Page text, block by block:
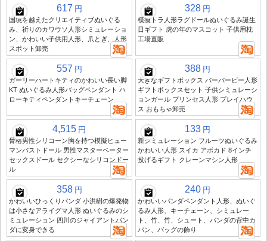
617 円
国境を越えたクリエイティブぬいぐる
み、祈りのカワウソ人形シミュレーショ
ン、かわいい子供用人形、爪とぎ、人形
スポット卸売
328 円
模擬トラ人形ラグドールぬいぐるみ誕生
日ギフト 虎の年のマスコット 子供用枕
工場直販
557 円
ガーリーハートキティのかわいい長い脚
KT ぬいぐるみ人形バッグペンダント ハ
ローキティペンダントキーチェーン
388 円
大きなギフトボックス バーバービー人形
ギフトボックスセット 子供シミュレーシ
ョンガール プリンセス人形 プレイハウ
ス おもちゃ卸売
4,515 円
骨格男性シリコーン胸を持つ模擬ヒュー
マンバストドール 男性マスターベーター
セックスドール セクシーなシリコンドー
ル
133 円
新シミュレーション フルーツぬいぐるみ
かわいい人形 スイカ アボカド 8インチ
投げるギフト クレーンマシン人形
358 円
かわいいひっくりパンダ 小洪樹の爆発物
は小さなアライグマ人形 ぬいぐるみのシ
ミュレーション 四川のジャイアントパン
ダに変身できる
240 円
かわいいパンダペンダント人形、ぬいぐ
るみ人形、キーチェーン、シミュレー
ト、竹、竹、シュート、パンダの背中カ
バン、バッグの飾り